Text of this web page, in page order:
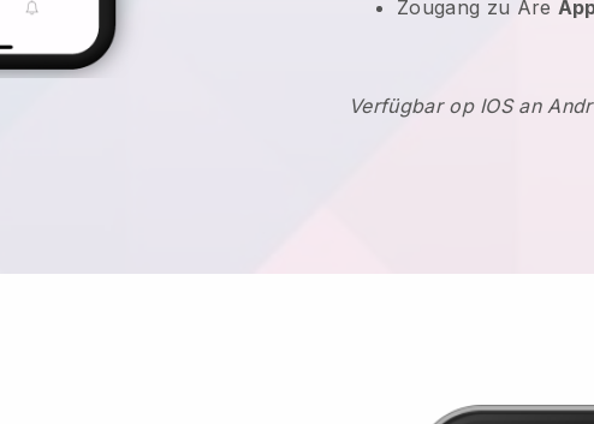
Zougang zu Äre
Verfügbar op IOS an